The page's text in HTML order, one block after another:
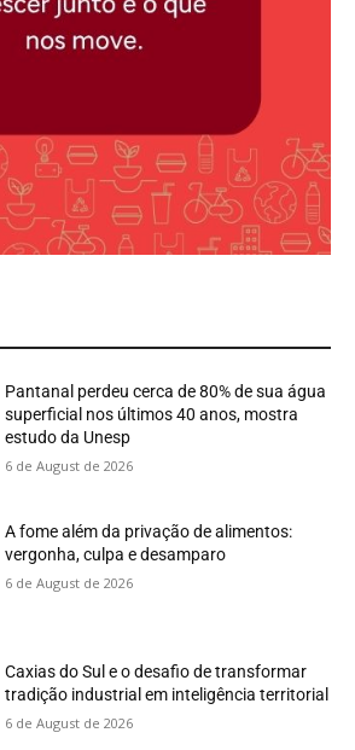
Pantanal perdeu cerca de 80% de sua água
superficial nos últimos 40 anos, mostra
estudo da Unesp
6 de August de 2026
A fome além da privação de alimentos:
vergonha, culpa e desamparo
6 de August de 2026
Caxias do Sul e o desafio de transformar
tradição industrial em inteligência territorial
6 de August de 2026